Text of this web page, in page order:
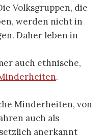
Volksgruppen, die
werden nicht in
Daher leben in
auch ethnische,
.
Minderheiten, von
auch als
anerkannt